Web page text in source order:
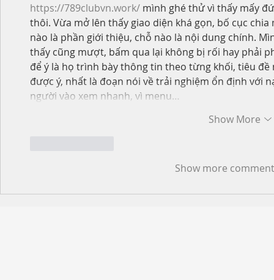
https://789clubvn.work/ mình ghé thử vì thấy mấy
thôi. Vừa mở lên thấy giao diện khá gọn, bố cục
nào là phần giới thiệu, chỗ nào là nội dung chính.
thấy cũng mượt, bấm qua lại không bị rối hay phải
để ý là họ trình bày thông tin theo từng khối, tiêu
được ý, nhất là đoạn nói về trải nghiệm ổn định với
người vào xem nhanh, vì menu…
Show More
Show more